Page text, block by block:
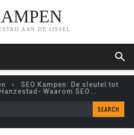
AAN DE IJSSEL
SEO Kampen: De sleutel tot
Waarom SEO...
SEARCH